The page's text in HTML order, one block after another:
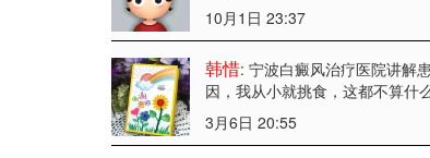
10月1日 23:37
韩惜: 宁波白癜风治疗医院讲解
因，我从小就挑食，这都不算什
3月6日 20:55